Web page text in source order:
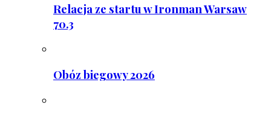
Relacja ze startu w Ironman Warsaw
70.3
Obóz biegowy 2026